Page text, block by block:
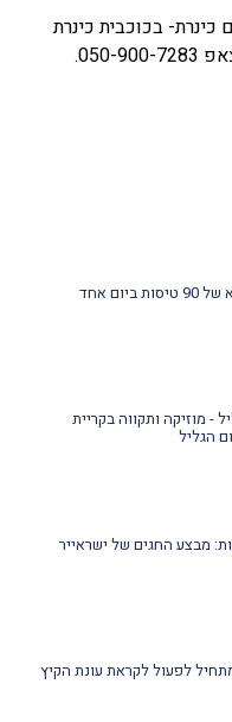
כינרת- בכוכבית כינרת
אחד
- מוזיקה ותקווה בקריית
הגליל
מבצע החגים של ישראייר
לפעול לקראת עונת הקיץ